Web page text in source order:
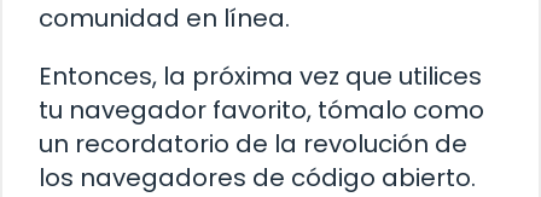
comunidad en línea.
Entonces, la próxima vez que utilices
tu navegador favorito, tómalo como
un recordatorio de la revolución de
los navegadores de código abierto.